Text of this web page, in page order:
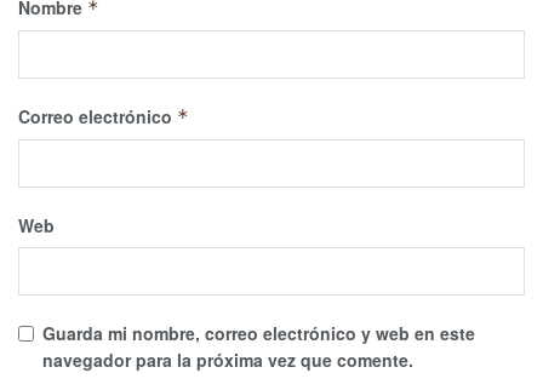
Nombre *
Correo electrónico *
Web
Guarda mi nombre, correo electrónico y web en este
navegador para la próxima vez que comente.